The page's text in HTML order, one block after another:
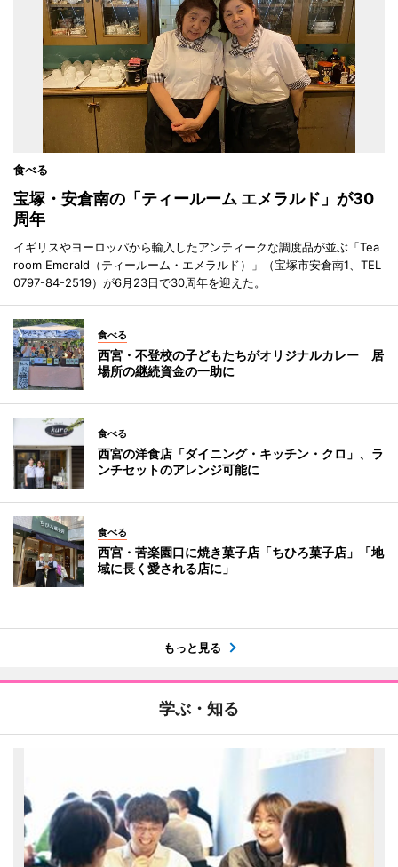
食べる
宝塚・安倉南の「ティールーム エメラルド」が30
周年
イギリスやヨーロッパから輸入したアンティークな調度品が並ぶ「Tea
room Emerald（ティールーム・エメラルド）」（宝塚市安倉南1、TEL
0797-84-2519）が6月23日で30周年を迎えた。
食べる
西宮・不登校の子どもたちがオリジナルカレー 居
場所の継続資金の一助に
食べる
西宮の洋食店「ダイニング・キッチン・クロ」、ラ
ンチセットのアレンジ可能に
食べる
西宮・苦楽園口に焼き菓子店「ちひろ菓子店」「地
域に長く愛される店に」
もっと見る
学ぶ・知る